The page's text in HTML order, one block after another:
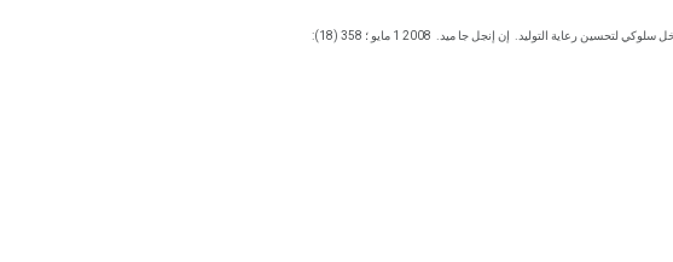
سلوكي لتحسين رعاية التوليد. إن إنجل جا ميد. 2008 1 مايو ؛ 358 (18):